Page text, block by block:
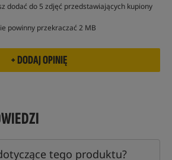
dodać do 5 zdjęć przedstawiających kupiony
powinny przekraczać 2 MB
tego produktu?